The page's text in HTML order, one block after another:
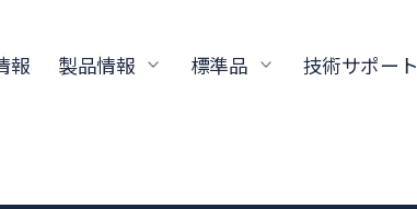
報 製品情報 標準品 技術サポート